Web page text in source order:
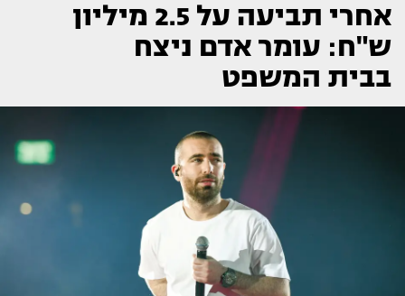
אחרי תביעה על 2.5 מיליון
ש"ח: עומר אדם ניצח
בבית המשפט